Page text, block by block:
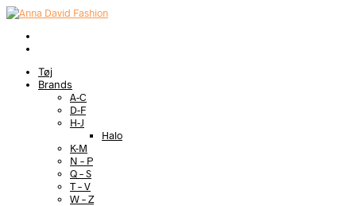
Tøj
Brands
A-C
D-F
H-J
Halo
K-M
N – P
Q – S
T – V
W – Z